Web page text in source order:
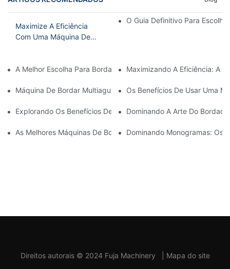
Maximize A Eficiência
Com Uma Máquina De
O Guia Definitivo Para
A Melhor Escolha Para Bordado Doméstico: A Melhor Máquina
Maximizando A Eficiência: A
Máquina De Bordar Multiagulhas Acessível: Uma Opção
Os Benefícios De Usar Uma
Explorando Os Benefícios De Uma Máquina De Bordar Com
Dominando A Arte Do
As Melhores Máquinas De Bordar Comerciais Pequenas Para O
Dominando Monogramas: Os
Direitos autorais © 2024 Fuja Machinery Mapa do site